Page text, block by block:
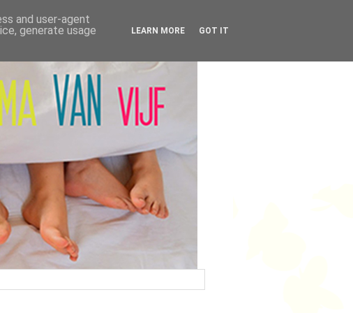
and user-agent
generate usage
LEARN MORE GOT IT